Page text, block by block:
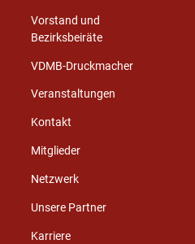
Vorstand und
Bezirksbeiräte
VDMB-Druckmacher
Veranstaltungen
Kontakt
Mitglieder
Netzwerk
Unsere Partner
Karriere